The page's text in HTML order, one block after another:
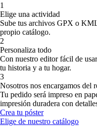
1
Elige una actividad
Sube tus archivos GPX o
propio catálogo.
2
Personaliza todo
Con nuestro editor fácil de
tu historia y a tu hogar.
3
Nosotros nos encargamos del
Tu pedido será impreso en
impresión duradera con
Crea tu póster
Elige de nuestro catálogo